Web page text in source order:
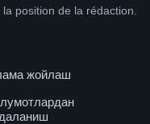
position de la rédaction.
жойлаш